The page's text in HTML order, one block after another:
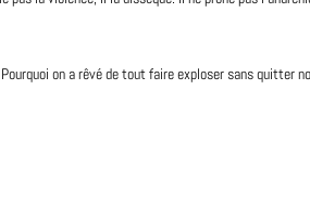
on a rêvé de tout faire exploser sans